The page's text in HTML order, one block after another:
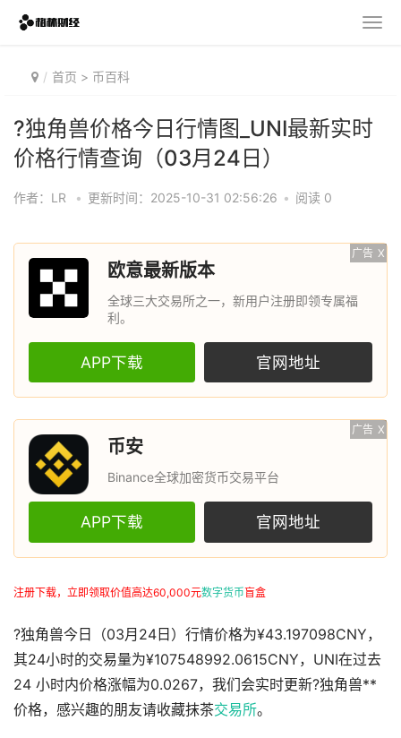
首页 > 币百科
?️独角兽价格今日行情图_UNI最新实时
价格行情查询（03月24日）
作者：LR • 更新时间：2025-10-31 02:56:26 • 阅读 0
广告 X
欧意最新版本
全球三大交易所之一，新用户注册即领专属福
利。
APP下载 官网地址
广告 X
币安
Binance全球加密货币交易平台
APP下载 官网地址
注册下载，立即领取价值高达60,000元数字货币盲盒
?️独角兽今日（03月24日）行情价格为¥43.197098CNY，
其24小时的交易量为¥107548992.0615CNY，UNI在过去
24 小时内价格涨幅为0.0267，我们会实时更新?️独角兽**
价格，感兴趣的朋友请收藏抹茶交易所。